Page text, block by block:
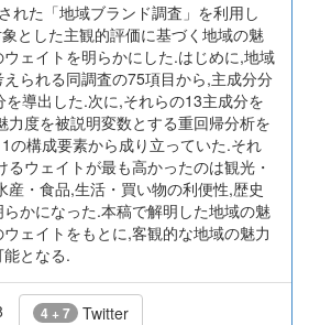
れた「地域ブランド調査」を利用し
とした主観的評価に基づく地域の魅
ェイトを明らかにした.はじめに,地域
られる同調査の75項目から,主成分分
導出した.次に,それらの13主成分を
力度を被説明変数とする重回帰分析を
の構成要素から成り立っていた.それ
るウェイトが最も高かったのは観光・
産・食品,生活・買い物の利便性,歴史
かになった.本稿で解明した地域の魅
ェイトをもとに,客観的な地域の魅力
となる.
4 + 7 Twitter